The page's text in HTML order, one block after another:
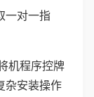
一对一指
机程序控牌
杂安装操作